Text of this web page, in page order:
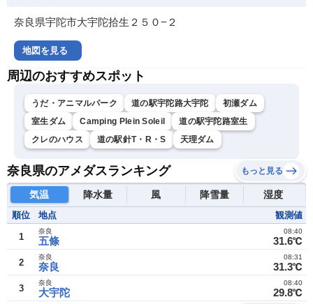
奈良県宇陀市大宇陀拾生２５０−２
地図を見る
周辺のおすすめスポット
うだ・アニマルパーク 道の駅宇陀路大宇陀
初瀬ダム
室生ダム
Camping Plein Soleil
道の駅宇陀路室生
クレのハウス
道の駅針T・R・S 天理ダム
奈良県のアメダスランキング もっと見る
気温 降水量 風 降雪量 湿度
順位 地点 観測値
1 五條
奈良
31.6℃
08:40
2 奈良
奈良
31.3℃
08:31
3 大宇陀
奈良
29.8℃
08:40